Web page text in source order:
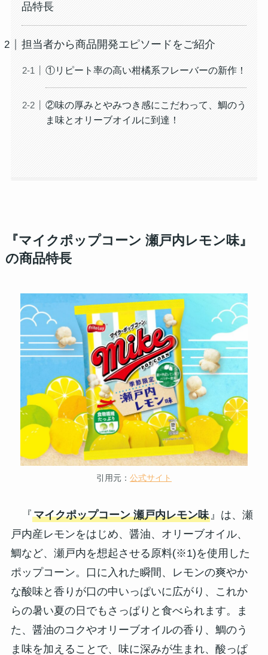
品特長
担当者から商品開発エピソードをご紹介
①リピート率の高い柑橘系フレーバーの新作！
②味の厚みとやみつき感にこだわって、鯛のう
ま味とオリーブオイルに到達！
『マイクポップコーン 瀬戸内レモン味』
の商品特長
引用元： 公式サイト
『マイクポップコーン 瀬戸内レモン味』は、瀬
戸内産レモンをはじめ、醤油、オリーブオイル、
鯛など、瀬戸内を想起させる原料(※1)を使用した
ポップコーン。口に入れた瞬間、レモンの爽やか
な酸味と香りが口の中いっぱいに広がり、これか
らの暑い夏の日でもさっぱりと食べられます。ま
た、醤油のコクやオリーブオイルの香り、鯛のう
ま味を加えることで、味に深みが生まれ、酸っぱ